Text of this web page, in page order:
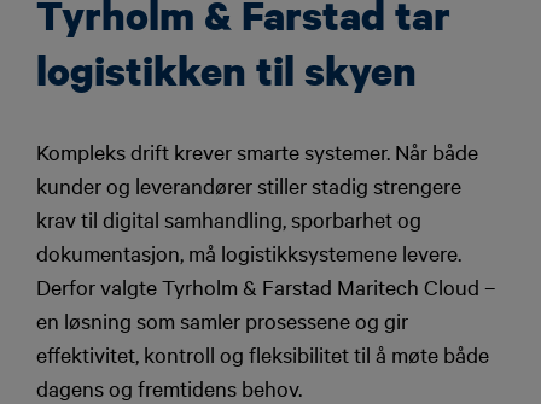
Tyrholm & Farstad tar
logistikken til skyen
Kompleks drift krever smarte systemer. Når både
kunder og leverandører stiller stadig strengere
krav til digital samhandling, sporbarhet og
dokumentasjon, må logistikksystemene levere.
Derfor valgte Tyrholm & Farstad Maritech Cloud –
en løsning som samler prosessene og gir
effektivitet, kontroll og fleksibilitet til å møte både
dagens og fremtidens behov.